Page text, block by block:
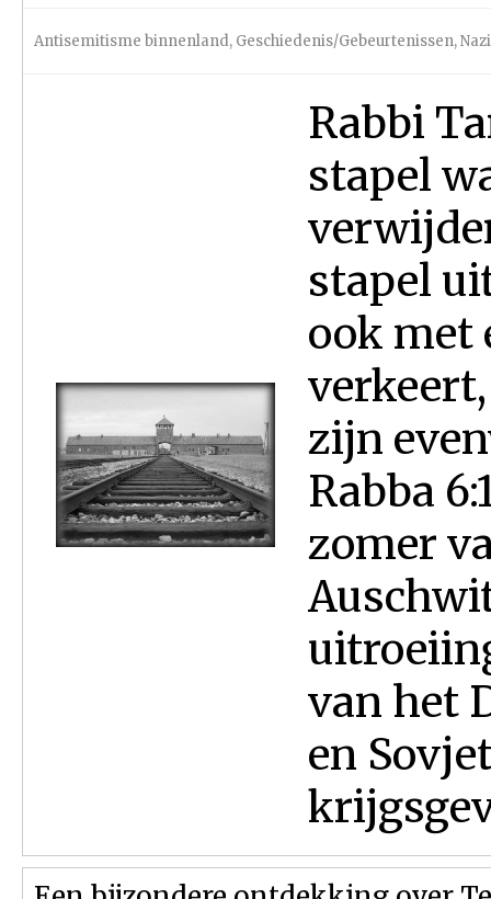
Antisemitisme binnenland, Geschiedenis/Gebeurtenissen,
Rabbi
stapel
stapel
ook met
zijn
Rabba
zomer
van het
en